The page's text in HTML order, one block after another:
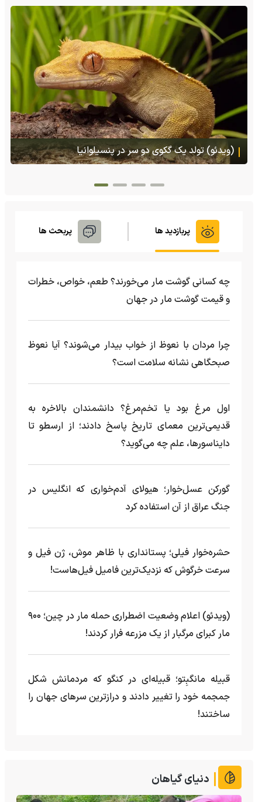
(ویدئو) تصاویر شگفت‌انگیز از مارمولک گلو بادبزنی که
هنگام خطر یک مایع چسبناک از بدنش پرتاب می‌کند
پربازدید ها پربحث ها
چه کسانی گوشت مار می‌خورند؟ طعم، خواص، خطرات
و قیمت گوشت مار در جهان
چرا مردان با نعوظ از خواب بیدار می‌شوند؟ آیا نعوظ
صبحگاهی نشانه سلامت است؟
اول مرغ بود یا تخم‌مرغ؟ دانشمندان بالاخره به
قدیمی‌ترین معمای تاریخ پاسخ دادند؛ از ارسطو تا
دایناسورها، علم چه می‌گوید؟
گورکن عسل‌خوار؛ هیولای آدم‌خواری که انگلیس در
جنگ عراق از آن استفاده کرد
حشره‌خوار فیلی؛ پستانداری با ظاهر موش، ژن فیل و
سرعت خرگوش که نزدیک‌ترین فامیل فیل‌هاست!
(ویدئو) اعلام وضعیت اضطراری حمله مار‌ در چین؛ ۹۰۰
مار کبرای مرگبار از یک مزرعه‌ فرار کردند!
قبیله مانگبِتو؛ قبیله‌ای در کنگو که مردمانش شکل
جمجمه خود را تغییر دادند و درازترین سرهای جهان را
ساختند!
دنیای گیاهان